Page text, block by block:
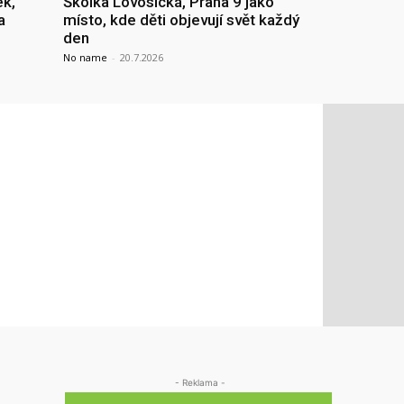
místo, kde děti objevují svět každý
den
No name - 20.7.2026
- Reklama -